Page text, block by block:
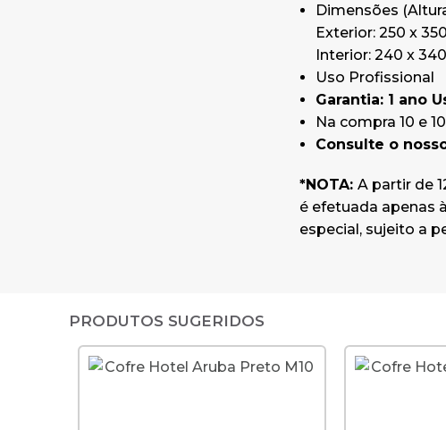
Dimensões
Exterior: 250 x
Interior: 240 x
Uso Profissional
Garantia: 1 ano
Na compra 10 e
Consulte o
*NOTA:A partir de
é efetuada apenas à
especial, sujeito a
PRODUTOS SUGERIDOS